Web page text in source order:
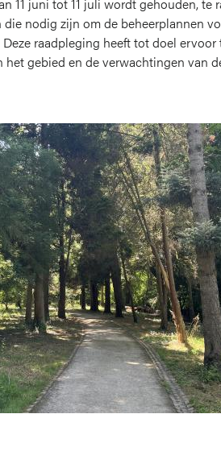
nodig zijn om de beheerplannen
Deze raadpleging heeft tot doel
het gebied en de verwachtingen van